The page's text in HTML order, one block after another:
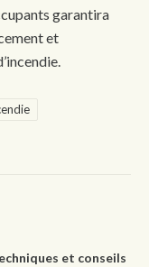
garantira
et
et conseils